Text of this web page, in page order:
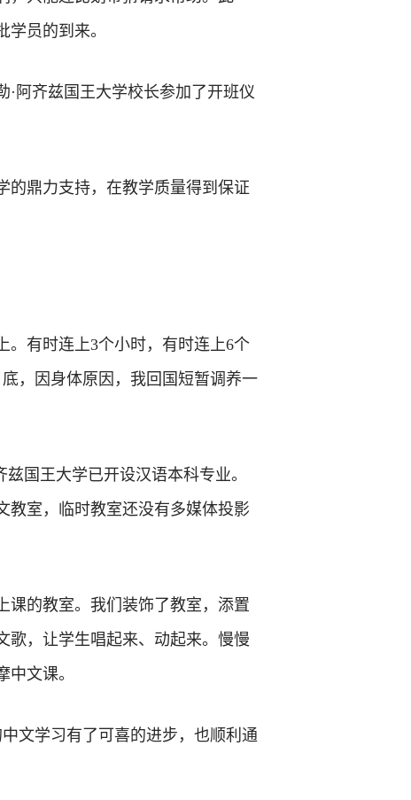
员的到来。
·阿齐兹国王大学校长参加了开班仪
的鼎力支持，在教学质量得到保证
。有时连上3个小时，有时连上6个
，因身体原因，我回国短暂调养一
国王大学已开设汉语本科专业。
室，临时教室还没有多媒体投影
课的教室。我们装饰了教室，添置
歌，让学生唱起来、动起来。慢慢
文课。
文学习有了可喜的进步，也顺利通